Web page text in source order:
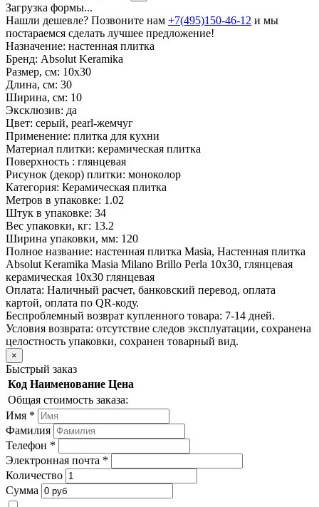
Загрузка формы...
Нашли дешевле? Позвоните нам +7(495)150-46-12 и мы
постараемся сделать лучшее предложение!
Назначение: настенная плитка
Бренд: Absolut Keramika
Размер, см: 10х30
Длина, см: 30
Ширина, см: 10
Эксклюзив: да
Цвет: серый, pearl-жемчуг
Применение: плитка для кухни
Материал плитки: керамическая плитка
Поверхность : глянцевая
Рисунок (декор) плитки: моноколор
Категория: Керамическая плитка
Метров в упаковке: 1.02
Штук в упаковке: 34
Вес упаковки, кг: 13.2
Ширина упаковки, мм: 120
Полное название: настенная плитка Masia, Настенная плитка
Absolut Keramika Masia Milano Brillo Perla 10x30, глянцевая
керамическая 10х30 глянцевая
Оплата: Наличный расчет, банковский перевод, оплата
картой, оплата по QR-коду.
Беспроблемный возврат купленного товара: 7-14 дней.
Условия возврата: отсутствие следов эксплуатации, сохранена
целостность упаковки, сохранен товарный вид.
×
Быстрый заказ
Код Наименование Цена
Общая стоимость заказа:
Имя *
Фамилия
Телефон *
Электронная почта *
Количество
Сумма